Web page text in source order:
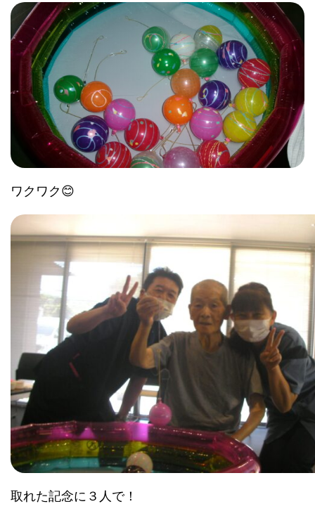
ワクワク😊
取れた記念に３人で！